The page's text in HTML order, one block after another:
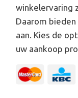
winkelervaring
Daarom
aan. Kies de
uw aankoop